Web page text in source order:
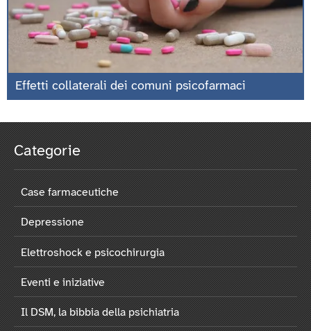
Effetti collaterali dei comuni psicofarmaci
Categorie
Case farmaceutiche
Depressione
Elettroshock e psicochirurgia
Eventi e iniziative
Il DSM, la bibbia della psichiatria